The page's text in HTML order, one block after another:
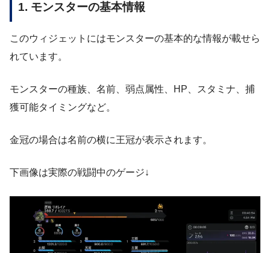
1. モンスターの基本情報
このウィジェットにはモンスターの基本的な情報が載せら
れています。
モンスターの種族、名前、弱点属性、HP、スタミナ、捕
獲可能タイミングなど。
金冠の場合は名前の横に王冠が表示されます。
下画像は実際の戦闘中のゲージ↓